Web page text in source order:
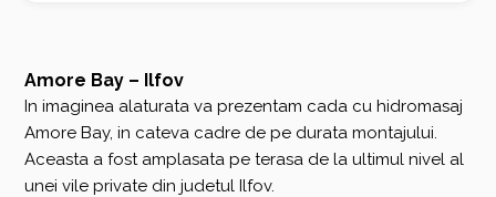
Amore Bay – Ilfov
In imaginea alaturata va prezentam cada cu hidromasaj
Amore Bay, in cateva cadre de pe durata montajului.
Aceasta a fost amplasata pe terasa de la ultimul nivel al
unei vile private din judetul Ilfov.